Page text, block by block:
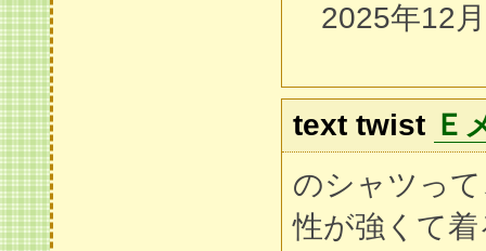
2025年12
text twist Ｅ
のシャツっ
性が強くて